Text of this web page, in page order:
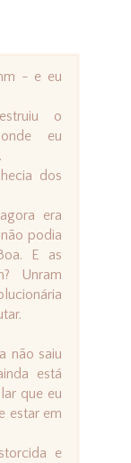
- e eu
o
eu
dos
era
podia
E as
Unram
não saiu
está
que eu
estar em
e